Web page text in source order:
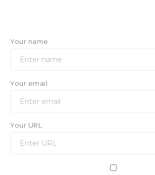
Your name
Your email
Your URL